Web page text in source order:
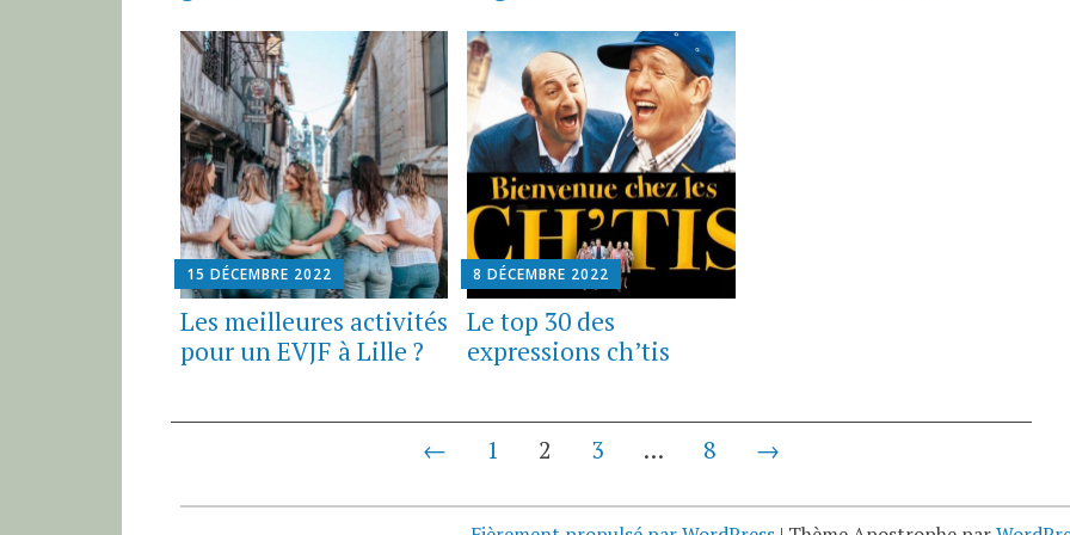
15 DÉCEMBRE 2022
Les meilleures activités
pour un EVJF à Lille ?
8 DÉCEMBRE 2022
Le top 30 des
expressions ch’tis
← 1 2 3 … 8 →